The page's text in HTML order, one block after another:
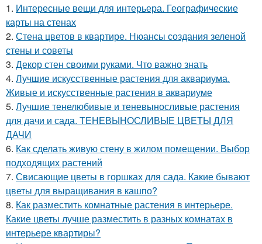
1. Интересные вещи для интерьера. Географические
карты на стенах
2. Стена цветов в квартире. Нюансы создания зеленой
стены и советы
3. Декор стен своими руками. Что важно знать
4. Лучшие искусственные растения для аквариума.
Живые и искусственные растения в аквариуме
5. Лучшие тенелюбивые и теневыносливые растения
для дачи и сада. ТЕНЕВЫНОСЛИВЫЕ ЦВЕТЫ ДЛЯ
ДАЧИ
6. Как сделать живую стену в жилом помещении. Выбор
подходящих растений
7. Свисающие цветы в горшках для сада. Какие бывают
цветы для выращивания в кашпо?
8. Как разместить комнатные растения в интерьере.
Какие цветы лучше разместить в разных комнатах в
интерьере квартиры?